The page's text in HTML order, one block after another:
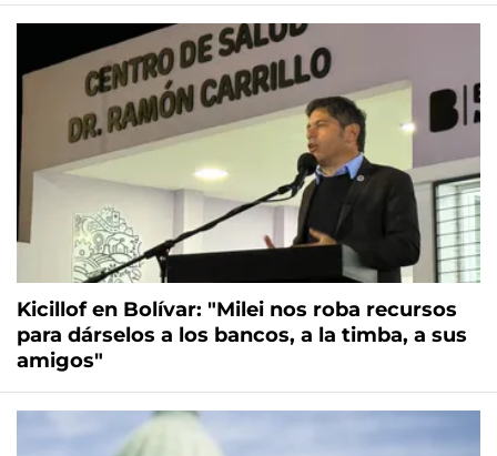
Kicillof en Bolívar: "Milei nos roba recursos
para dárselos a los bancos, a la timba, a sus
amigos"